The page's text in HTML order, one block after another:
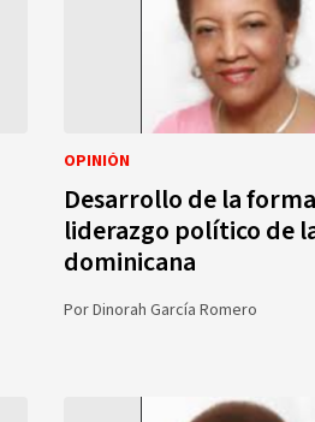
OPINIÓN
Desarrollo de la
liderazgo político de
dominicana
PorDinorah García Romero